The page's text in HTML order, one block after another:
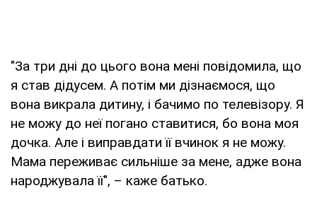
"За три дні до цього вона мені повідомила, що
я став дідусем. А потім ми дізнаємося, що
вона викрала дитину, і бачимо по телевізору. Я
не можу до неї погано ставитися, бо вона моя
дочка. Але і виправдати її вчинок я не можу.
Мама переживає сильніше за мене, адже вона
народжувала її", – каже батько.